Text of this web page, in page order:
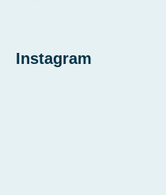
Instagram